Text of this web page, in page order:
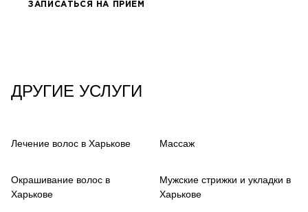
ЗАПИСАТЬСЯ НА ПРИЕМ
ДРУГИЕ УСЛУГИ
Лечение волос в Харькове Массаж
Окрашивание волос в
Харькове
Мужские стрижки и укладки в
Харькове